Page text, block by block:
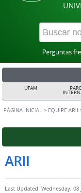
Perguntas
UFAM
PÁGINA INICIAL > EQUIPE ARII
ARII
Last Updated: Wednesday, 08